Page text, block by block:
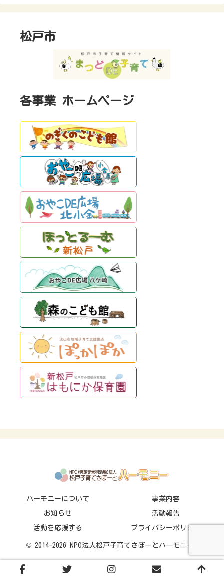
松戸市
各事業 ホームページ
ハーモニーについて 事業内容
お知らせ 活動報告
活動を応援する プライバシーポリシー
© 2014-2026 NPO法人松戸子育てさぽーとハーモニー.